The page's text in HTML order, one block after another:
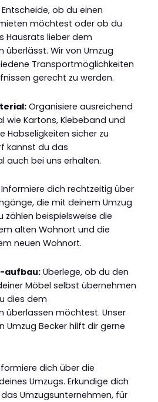
Entscheide, ob du einen
möchtest oder ob du
Hausrats lieber dem
überlässt. Wir von Umzug
Transportmöglichkeiten
gerecht zu werden.
Organisiere ausreichend
wie Kartons, Klebeband und
Habseligkeiten sicher zu
kannst du das
auch bei uns erhalten.
Informiere dich rechtzeitig über
die mit deinem Umzug
zählen beispielsweise die
alten Wohnort und die
neuen Wohnort.
-aufbau: Überlege, ob du den
Möbel selbst übernehmen
dies dem
überlassen möchtest. Unser
Umzug Becker hilft dir gerne
dich über die
Umzugs. Erkundige dich
Umzugsunternehmen, für